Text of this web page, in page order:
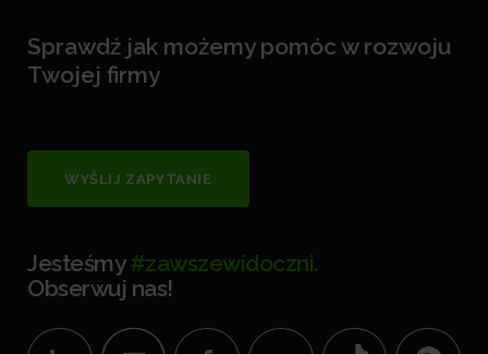
Sprawdź jak możemy pomóc w rozwoju
Twojej firmy
WYŚLIJ ZAPYTANIE
Jesteśmy#zawszewidoczni.
Obserwuj nas!